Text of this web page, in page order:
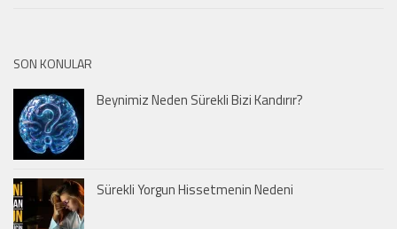
SON KONULAR
Beynimiz Neden Sürekli Bizi Kandırır?
Sürekli Yorgun Hissetmenin Nedeni